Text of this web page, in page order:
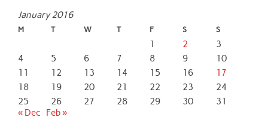
January 2016
M T W T F S S
1 2
3
4
5 6 7 8 9
10
11
12 13 14 15 16
17
18
19 20 21 22 23
24
25
26 27 28 29 30
31
« Dec
Feb »